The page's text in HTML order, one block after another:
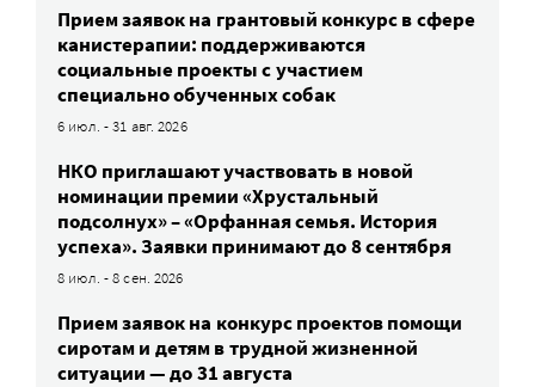
Прием заявок на грантовый конкурс в сфере
канистерапии: поддерживаются
социальные проекты с участием
специально обученных собак
6 июл. - 31 авг. 2026
НКО приглашают участвовать в новой
номинации премии «Хрустальный
подсолнух» – «Орфанная семья. История
успеха». Заявки принимают до 8 сентября
8 июл. - 8 сен. 2026
Прием заявок на конкурс проектов помощи
сиротам и детям в трудной жизненной
ситуации — до 31 августа